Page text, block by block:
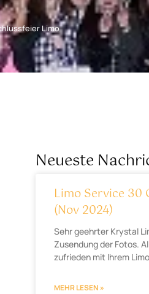
Limo
Neueste
Limo Service 30
(Nov 2024)
Sehr geehrter Krystal
Zusendung der Fotos.
zufrieden mit Ihrem
MEHR LESEN »